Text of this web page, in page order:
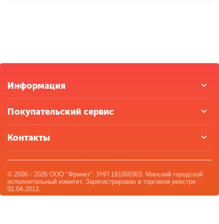
Информация
Покупательский сервис
Контакты
© 2006 - 2026 ООО "Фринет". УНП 191060363. Минский городской
исполнительный комитет. Зарегистрирован в торговом реестре
01.04.2013.